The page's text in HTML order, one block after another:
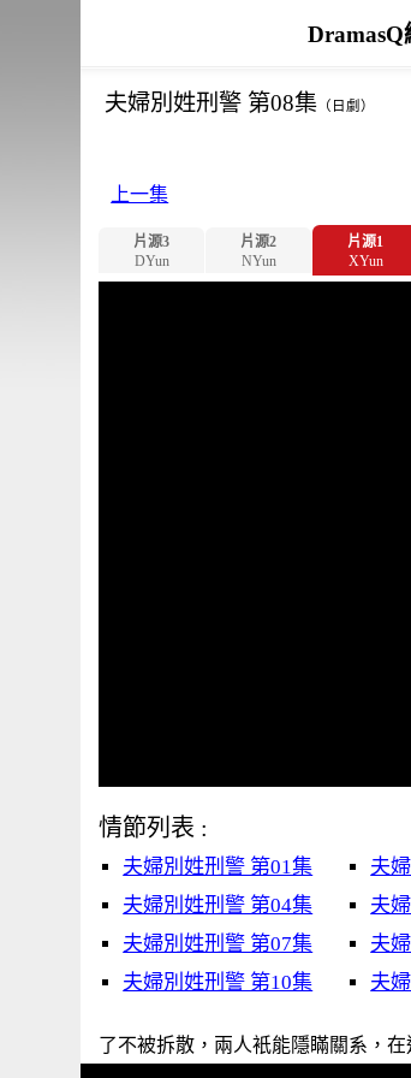
DramasQ
夫婦別姓刑警 第08集 （日劇）
上一集
片源3
DYun
片源2
NYun
片源1
XYun
情節列表 :
夫婦別姓刑警 第01集 夫
夫婦別姓刑警 第04集
夫
夫婦別姓刑警 第07集
夫
夫婦別姓刑警 第10集
夫
了不被拆散，兩人衹能隱瞞關系，